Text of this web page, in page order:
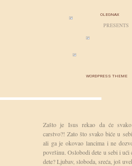
OLEGNAX
WORDPRESS THEME
PRESENTS
Zašto je Isus rekao da će
carstvo?! Zato što svako biće u
ali ga je okovao lancima i ne
površinu. Oslobodi dete u sebi i ući
dete? Ljubav, sloboda, sreća, još